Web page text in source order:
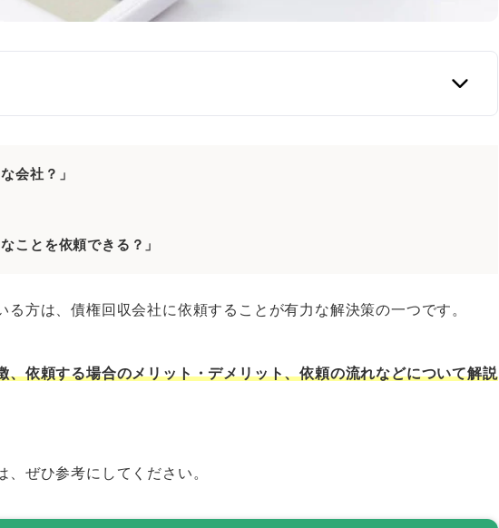
定の基準を満たした会社に債権回収事業を認める法律のこと
会社？」
ことを依頼できる？」
方は、債権回収会社に依頼することが有力な解決策の一つです。
、依頼する場合のメリット・デメリット、依頼の流れなどについて解説
ぜひ参考にしてください。